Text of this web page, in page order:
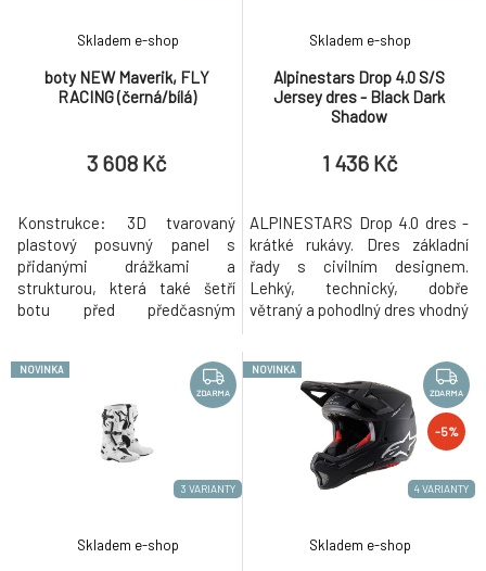
1 429 Kč
modrý
563 Kč
boty NEW Maverik, FLY
RACING (černá/bílá)
Skladem e-shop
3 608 Kč
Konstrukce: 3D tvarovaný
plastový posuvný panel s
přidanými drážkami a
strukturou, která také šetří
botu před předčasným
pružnost při ohnutí nohy.
Předtvarovaná plastová 3D
vrstva zvyšující odolnost proti
nárazu a komfort. Vnitřní panel
kotníku vyrobený z odolného a
Alpinestars Drop 4.0 S/S
Jersey dres - Black Dark
Shadow
Skladem e-shop
1 436 Kč
ALPINESTARS Drop 4.0 dres -
krátké rukávy. Dres základní
řady s civilním designem.
Lehký, technický, dobře
větraný a pohodlný dres vhodný
vyroben z rychleschnoucí a
velmi příjemné polyesterové
tkaniny, která mimo jiné i
odvádí pot od těla a přitom
lehce ochlazuje pokožku. Stři
3 VARIANTY
NOVINKA
ZDARMA
Skladem e-shop
4 VARIANTY
NOVINKA
ZDARMA
-5%
Skladem e-shop